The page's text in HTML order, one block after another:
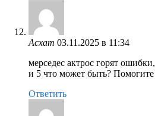
Асхат 03.11.2025 в 11:34
мерседес актрос горят
и 5 что может быть? Помогите
Ответить